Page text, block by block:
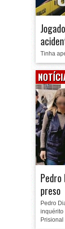
Tinha
Pedro
preso
Pedro
inquérito